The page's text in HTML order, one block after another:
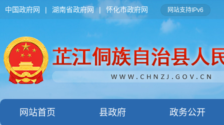
中国政府网 | 湖南省政府网 | 怀化市政府网 网站支持IPv6
网站首页 县政府 政务公开